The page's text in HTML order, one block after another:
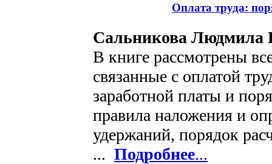
Оплата труда:
Сальникова Людмила
В книге рассмотрены
связанные с оплатой
заработной платы и
правила наложения и
удержаний, порядок
... Подробнее...